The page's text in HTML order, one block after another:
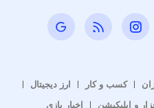
کسب و کار
ارز دیجیتال
و اپلیکیشن اخبار بازی